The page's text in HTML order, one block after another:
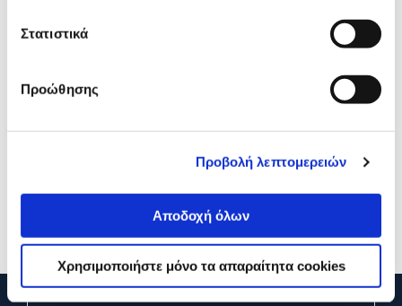
Στατιστικά
Προώθησης
Προβολή λεπτομερειών
Αποδοχή όλων
Χρησιμοποιήστε μόνο τα απαραίτητα cookies
PCS-150
Μεταλλική με Ρόδες